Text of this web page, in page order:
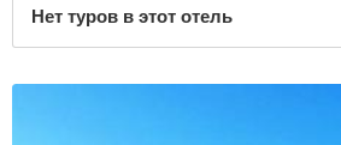
Нет туров в этот отель